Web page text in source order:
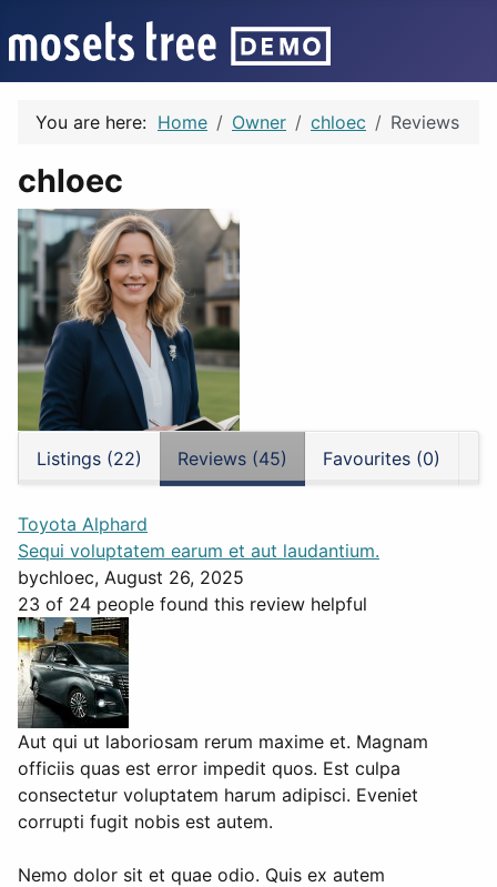
You are here: Home Owner chloec Reviews
chloec
Listings (22) Reviews (45) Favourites (0)
Toyota Alphard
Sequi voluptatem earum et aut laudantium.
bychloec, August 26, 2025
23 of 24 people found this review helpful
Aut qui ut laboriosam rerum maxime et. Magnam
officiis quas est error impedit quos. Est culpa
consectetur voluptatem harum adipisci. Eveniet
corrupti fugit nobis est autem.
Nemo dolor sit et quae odio. Quis ex autem